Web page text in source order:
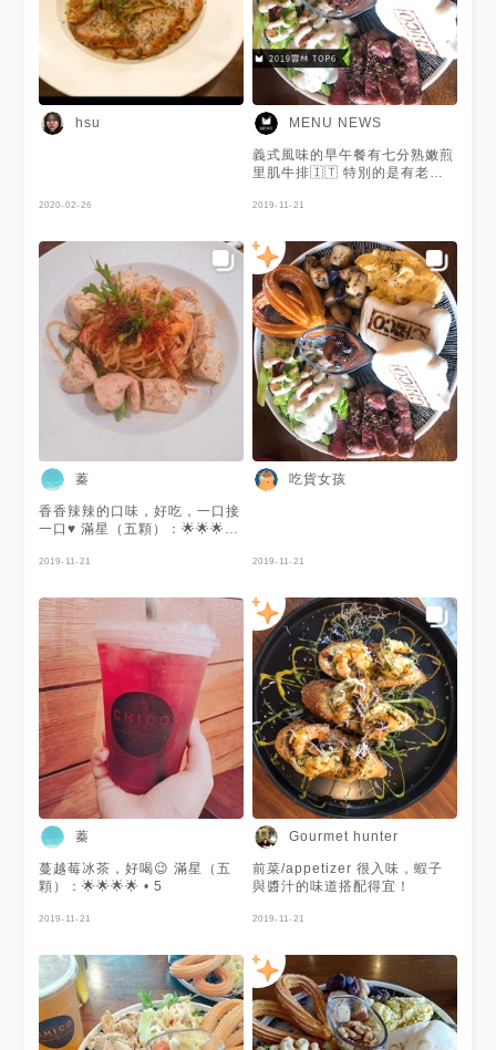
hsu
2020-02-26
MENU NEWS
義式風味的早午餐有七分熟嫩煎
里肌牛排🇮🇹 特別的是有老麵
起吃❤️ 撒上義式香料的炒馬鈴
午餐的既定印象😏‼️ 另外還有充
滿水果的希臘優格很適合夏天
吃，相當清爽喔！
2019-11-21
蓁
香香辣辣的口味，好吃，一口接
一口♥ 滿星（五顆）：🌟🌟🌟🌟
2019-11-21
吃貨女孩
2019-11-21
蓁
蔓越莓冰茶，好喝😉 滿星（五
顆）：🌟🌟🌟🌟 • 5
2019-11-21
Gourmet hunter
前菜/appetizer 很入味，蝦子
與醬汁的味道搭配得宜！
2019-11-21